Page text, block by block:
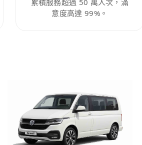
意度高達 99%。